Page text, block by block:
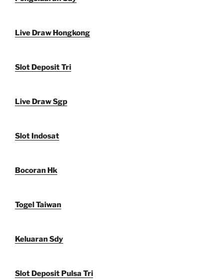
Live Draw Hongkong
Slot Deposit Tri
Live Draw Sgp
Slot Indosat
Bocoran Hk
Togel Taiwan
Keluaran Sdy
Slot Deposit Pulsa Tri